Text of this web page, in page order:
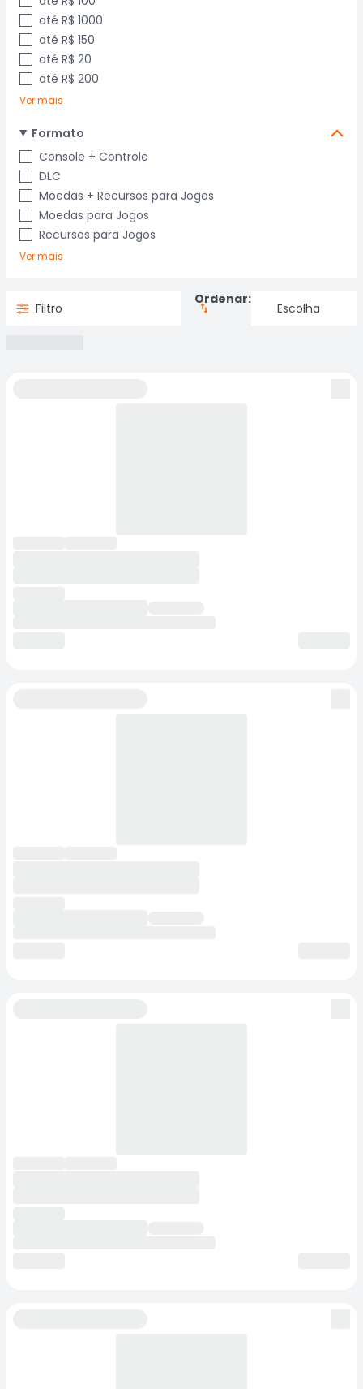
até R$ 1000
até R$ 150
até R$ 20
até R$ 200
Ver mais
Formato
Console + Controle
DLC
Moedas + Recursos para Jogos
Moedas para Jogos
Recursos para Jogos
Ver mais
Filtro
Ordenar: